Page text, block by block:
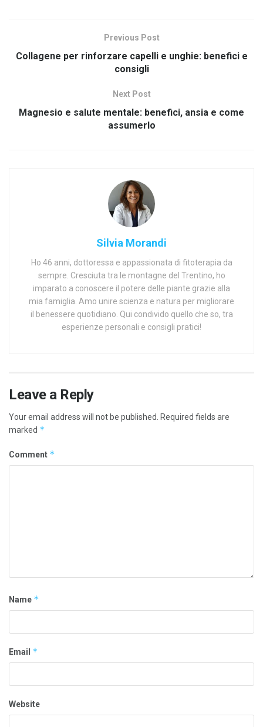
Previous Post
Collagene per rinforzare capelli e unghie: benefici e
consigli
Next Post
Magnesio e salute mentale: benefici, ansia e come
assumerlo
Silvia Morandi
Ho 46 anni, dottoressa e appassionata di fitoterapia da
sempre. Cresciuta tra le montagne del Trentino, ho
imparato a conoscere il potere delle piante grazie alla
mia famiglia. Amo unire scienza e natura per migliorare
il benessere quotidiano. Qui condivido quello che so, tra
esperienze personali e consigli pratici!
Leave a Reply
Your email address will not be published. Required fields are
marked *
Comment *
Name *
Email *
Website